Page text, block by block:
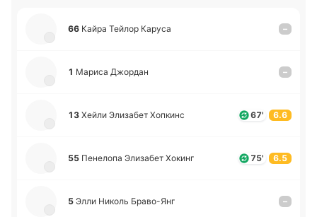
66 Кайра Тейлор Каруса –
1 Мариса Джо­рдан –
13 Хейли Эли­за­бет Хо­пкинс 67' 6.6
55 Пе­не­ло­па Эли­за­бет Хокинг 75' 6.5
5 Элли Николь Бра­во­-Янг –